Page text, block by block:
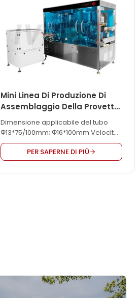
un accesso venoso per il
professionista medico al posto
dell'ago in acciaio. IVEN IV Cannula
Assembly Machine aiuta i nostri...
Mini Linea Di Produzione Di
Assemblaggio Della Provetta
Di Raccolta Del Sangue Sotto
Vuoto
Dimensione applicabile del tubo
Φ13*75/100mm; Φ16*100mm Velocità
di lavoro 10000-15000pcs/ora
PER SAPERNE DI PIÙ